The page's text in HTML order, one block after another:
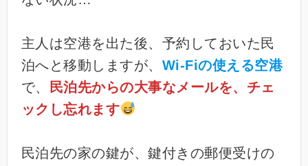
主人は空港を出た後、予約しておいた民
泊へと移動しますが、 Wi-Fiの使える空港
で、
民泊先からの大事なメールを、チェ
ックし忘れます
民泊先の家の鍵が、鍵付きの郵便受けの